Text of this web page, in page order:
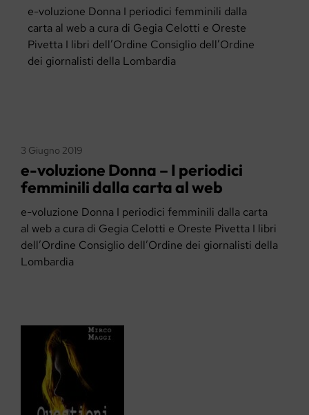
e-voluzione Donna I periodici femminili dalla
carta al web a cura di Gegia Celotti e Oreste
Pivetta I libri dell’Ordine Consiglio dell’Ordine
dei giornalisti della Lombardia
3 Giugno 2019
e-voluzione Donna – I periodici
femminili dalla carta al web
e-voluzione Donna I periodici femminili dalla carta
al web a cura di Gegia Celotti e Oreste Pivetta I libri
dell’Ordine Consiglio dell’Ordine dei giornalisti della
Lombardia